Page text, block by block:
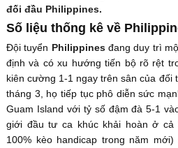
đối đầu Philippines.
Số liệu thống kê về
Đội tuyển Philippinesđang duy trì
định và có xu hướng tiến bộ rõ rệt
kiên cường 1-1 ngay trên sân của đối
tháng 3, họ tiếp tục phô diễn sức
Guam Island với tỷ số đậm đà 5-1
giới đầu tư ca khúc khải hoàn ở cả
100% kèo handicap trong năm